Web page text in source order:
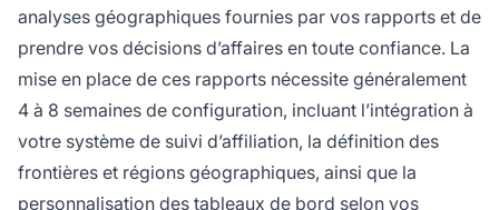
analyses géographiques fournies par vos rapports et de
prendre vos décisions d’affaires en toute confiance. La
mise en place de ces rapports nécessite généralement
4 à 8 semaines de configuration, incluant l’intégration à
votre système de suivi d’affiliation, la définition des
frontières et régions géographiques, ainsi que la
personnalisation des tableaux de bord selon vos